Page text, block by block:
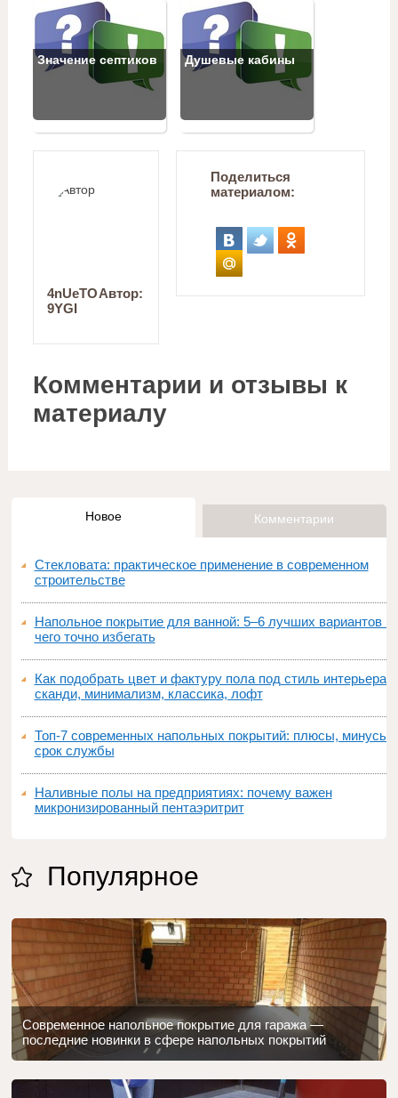
Значение септиков Душевые кабины
Автор:
4nUeTO
9YGI
Поделиться
материалом:
Комментарии и отзывы к
материалу
Новое Комментарии
Стекловата: практическое применение в современном
строительстве
Напольное покрытие для ванной: 5–6 лучших вариантов и
чего точно избегать
Как подобрать цвет и фактуру пола под стиль интерьера:
сканди, минимализм, классика, лофт
Топ‑7 современных напольных покрытий: плюсы, минусы,
срок службы
Наливные полы на предприятиях: почему важен
микронизированный пентаэритрит
Популярное
Современное напольное покрытие для гаража —
последние новинки в сфере напольных покрытий